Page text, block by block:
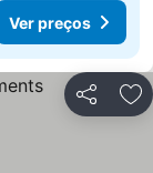
Ver preços
Partilhar